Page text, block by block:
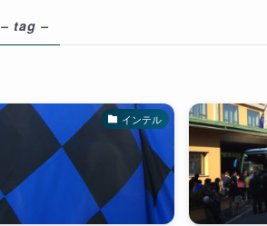
– tag –
インテル